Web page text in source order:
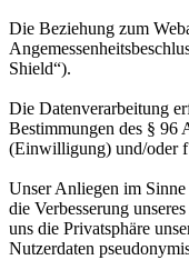
Die Beziehung zum
Shield“).
Die Datenverarbeitung
Bestimmungen des §
(Einwilligung) und/oder f
Unser Anliegen im
die Verbesserung
uns die Privatsphäre
Nutzerdaten